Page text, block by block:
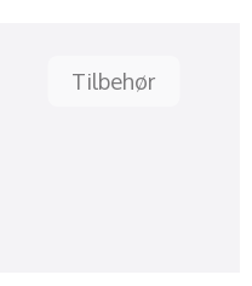
Tilbehør